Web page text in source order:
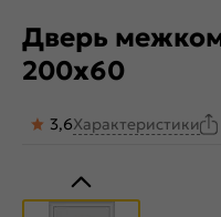
Дверь
200x60
3,6Характеристики